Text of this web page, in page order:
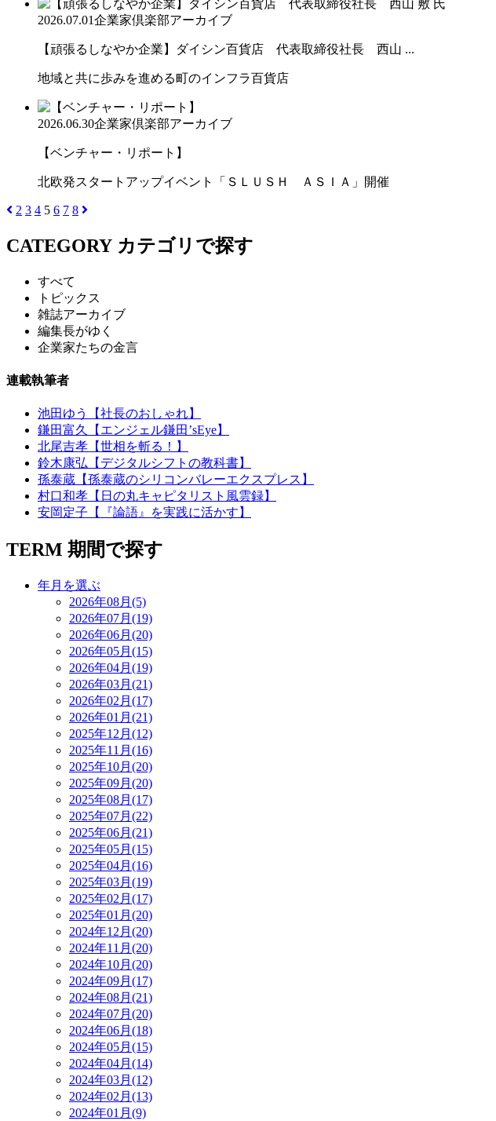
2026.07.01企業家倶楽部アーカイブ
【頑張るしなやか企業】ダイシン百貨店 代表取締役社長 西山 ...
地域と共に歩みを進める町のインフラ百貨店
2026.06.30企業家倶楽部アーカイブ
【ベンチャー・リポート】
北欧発スタートアップイベント「ＳＬＵＳＨ ＡＳＩＡ」開催
2 3 4 5 6 7 8
CATEGORY カテゴリで探す
すべて
トピックス
雑誌アーカイブ
編集長がゆく
企業家たちの金言
連載執筆者
池田ゆう【社長のおしゃれ】
鎌田富久【エンジェル鎌田’sEye】
北尾吉孝【世相を斬る！】
鈴木康弘【デジタルシフトの教科書】
孫泰蔵【孫泰蔵のシリコンバレーエクスプレス】
村口和孝【日の丸キャピタリスト風雲録】
安岡定子【『論語』を実践に活かす】
TERM 期間で探す
年月を選ぶ
2026年08月(5)
2026年07月(19)
2026年06月(20)
2026年05月(15)
2026年04月(19)
2026年03月(21)
2026年02月(17)
2026年01月(21)
2025年12月(12)
2025年11月(16)
2025年10月(20)
2025年09月(20)
2025年08月(17)
2025年07月(22)
2025年06月(21)
2025年05月(15)
2025年04月(16)
2025年03月(19)
2025年02月(17)
2025年01月(20)
2024年12月(20)
2024年11月(20)
2024年10月(20)
2024年09月(17)
2024年08月(21)
2024年07月(20)
2024年06月(18)
2024年05月(15)
2024年04月(14)
2024年03月(12)
2024年02月(13)
2024年01月(9)